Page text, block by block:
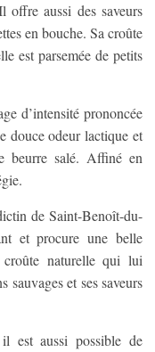
offre aussi des saveurs
en bouche. Sa croûte
est parsemée de petits
d’intensité prononcée
douce odeur lactique et
beurre salé. Affiné en
de Saint-Benoît-du-
et procure une belle
naturelle qui lui
sauvages et ses saveurs
est aussi possible de